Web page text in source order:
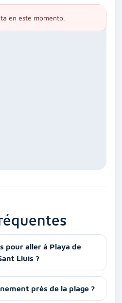
en este momento.
pour aller à Playa de
Lluís ?
près de la plage ?